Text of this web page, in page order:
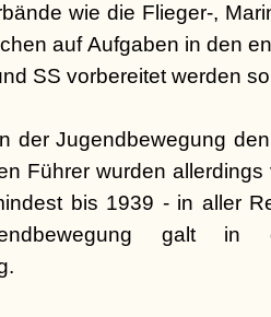
wie die Flieger-,
auf Aufgaben in den
SS vorbereitet werden
der Jugendbewegung
Führer wurden
bis 1939 - in aller
galt in